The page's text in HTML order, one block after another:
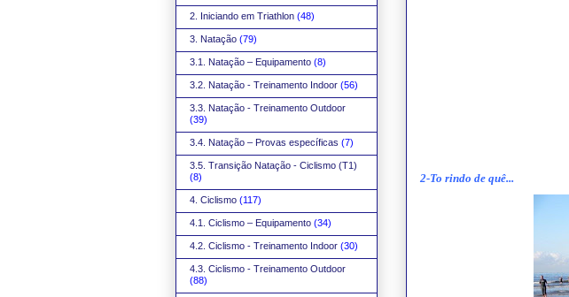
2-To rindo de quê...
2. Iniciando em Triathlon (48)
3. Natação (79)
3.1. Natação – Equipamento (8)
3.2. Natação - Treinamento Indoor (56)
3.3. Natação - Treinamento Outdoor
(39)
3.4. Natação – Provas específicas (7)
3.5. Transição Natação - Ciclismo (T1)
(8)
4. Ciclismo (117)
4.1. Ciclismo – Equipamento (34)
4.2. Ciclismo - Treinamento Indoor (30)
4.3. Ciclismo - Treinamento Outdoor
(88)